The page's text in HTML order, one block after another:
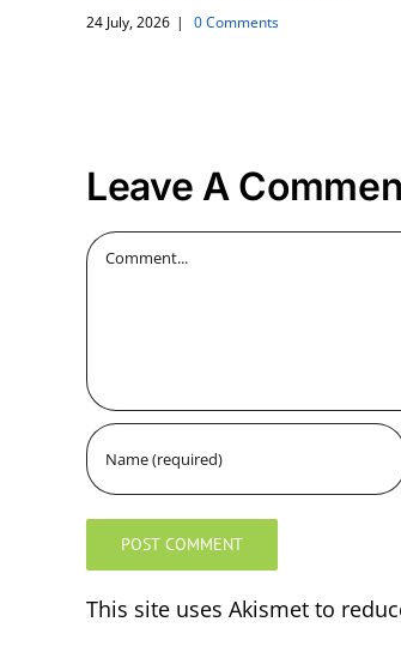
24 July, 2026 | 0 Comments
Leave A
Comment
This site uses Akismet to